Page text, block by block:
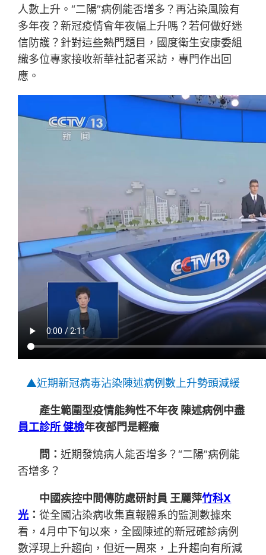
人數上升。“二陽”病例能否增多？再沾染風險有
多年夜？新冠疫情會年夜幅上升嗎？若何做好迷
信防護？針對這些熱門題目，國度衛生安康委組
織多位專家接收新華社記者采訪，專門作出回
應。
▲近期新冠病毒沾染陳述病例數上升勢頭減緩
產生範圍型疫情能夠性不年夜 陳述病例中盡
員工診所 健檢年夜部門是輕癥
問：近期發燒病人能否增多？“二陽”病例能
否增多？
中國疾控中間傳防處研討員 王麗萍竹科X
光 ：從全國沾染病收集直報體系的監測數據來
看，4月中下旬以來，全國陳述的新冠確診病例
數浮現上升趨向，但近一周來，上升趨向有所減